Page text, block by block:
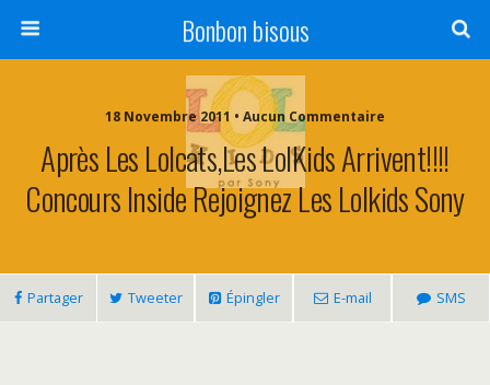
Bonbon bisous
18 Novembre 2011 • Aucun Commentaire
Après Les Lolcats,les LolKids Arrivent!!!!
Concours Inside Rejoignez Les Lolkids Sony
Partager Tweeter Épingler E-mail SMS